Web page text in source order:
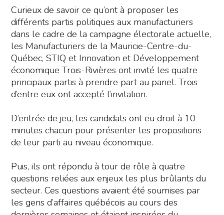
Curieux de savoir ce qu’ont à proposer les
différents partis politiques aux manufacturiers
dans le cadre de la campagne électorale actuelle,
les Manufacturiers de la Mauricie-Centre-du-
Québec, STIQ et Innovation et Développement
économique Trois-Rivières ont invité les quatre
principaux partis à prendre part au panel. Trois
d’entre eux ont accepté l’invitation.
D’entrée de jeu, les candidats ont eu droit à 10
minutes chacun pour présenter les propositions
de leur parti au niveau économique.
Puis, ils ont répondu à tour de rôle à quatre
questions reliées aux enjeux les plus brûlants du
secteur. Ces questions avaient été soumises par
les gens d’affaires québécois au cours des